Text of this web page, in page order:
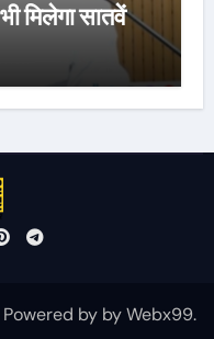
मिलेगा सातवें
Powered by byWebx99.